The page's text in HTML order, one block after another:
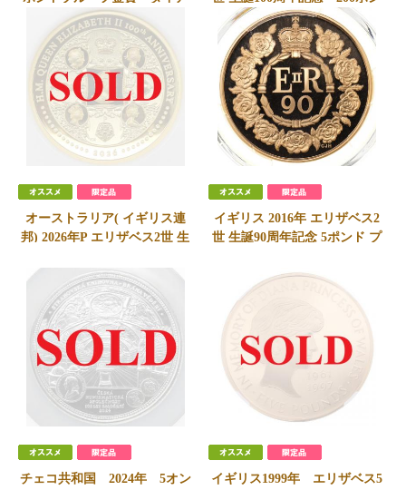
ナ追悼 NGC PF69UCAM
2,650,000円
会員価格
2,600,000 円
ド 2ozマットプルーフ 純金貨
第二肖像 発行100枚 NGC
PF70MATTE
SOLD
オーストラリア( イギリス連
邦) 2026年P エリザベス2世 生
純金貨 発行100枚 NGC
PF70UCAM
SOLD
イギリス 2016年 エリザベス2
世 生誕90周年記念 5ポンド プ
PR69DCAM
チェコ共和国 2024年 5オン
イギリス1999年 エリザベス5